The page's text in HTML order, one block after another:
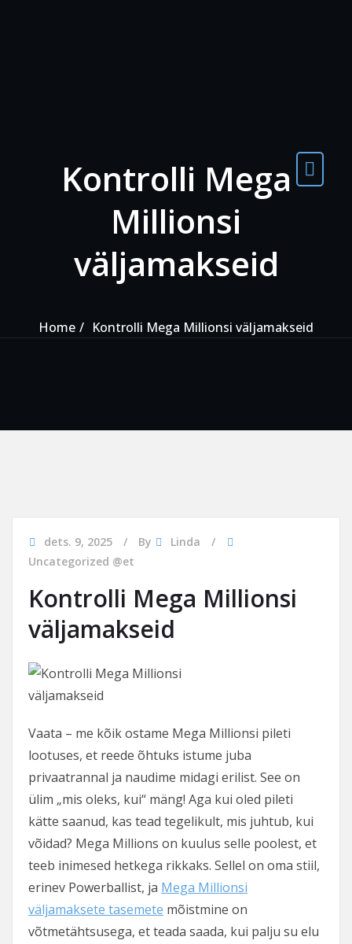
Kontrolli Mega
Millionsi
väljamakseid
Home Kontrolli Mega Millionsi väljamakseid
dets. 9, 2025 By
Linda
Uncategorized @et
Kontrolli Mega Millionsi
väljamakseid
Vaata – me kõik ostame Mega Millionsi pileti
lootuses, et reede õhtuks istume juba
privaatrannal ja naudime midagi erilist. See on
ülim „mis oleks, kui“ mäng! Aga kui oled pileti
kätte saanud, kas tead tegelikult, mis juhtub, kui
võidad? Mega Millions on kuulus selle poolest, et
teeb inimesed hetkega rikkaks. Sellel on oma stiil,
erinev Powerballist, ja Mega Millionsi
väljamaksete tasemete mõistmine on
võtmetähtsusega, et teada saada, kui palju su elu